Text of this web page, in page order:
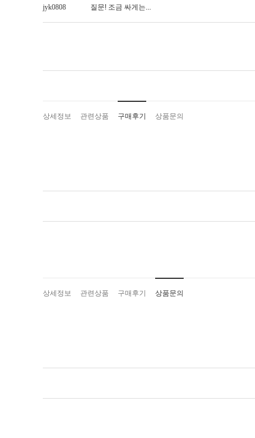
jyk0808 질문! 조금 싸게는...
상세정보 관련상품 구매후기 상품문의
상세정보 관련상품 구매후기 상품문의